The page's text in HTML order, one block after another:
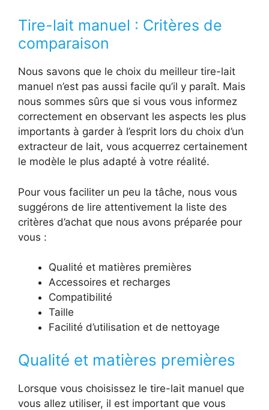
Tire-lait manuel : Critères de
comparaison
Nous savons que le choix du meilleur tire-lait
manuel n’est pas aussi facile qu’il y paraît. Mais
nous sommes sûrs que si vous vous informez
correctement en observant les aspects les plus
importants à garder à l’esprit lors du choix d’un
extracteur de lait, vous acquerrez certainement
le modèle le plus adapté à votre réalité.
Pour vous faciliter un peu la tâche, nous vous
suggérons de lire attentivement la liste des
critères d’achat que nous avons préparée pour
vous :
Qualité et matières premières
Accessoires et recharges
Compatibilité
Taille
Facilité d’utilisation et de nettoyage
Qualité et matières premières
Lorsque vous choisissez le tire-lait manuel que
vous allez utiliser, il est important que vous